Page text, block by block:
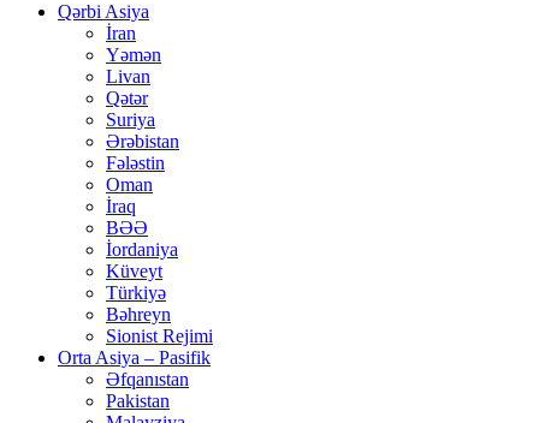
Qərbi Asiya
İran
Yəmən
Livan
Qətər
Suriya
Ərəbistan
Fələstin
Oman
İraq
BƏƏ
İordaniya
Küveyt
Türkiyə
Bəhreyn
Sionist Rejimi
Orta Asiya – Pasifik
Əfqanıstan
Pakistan